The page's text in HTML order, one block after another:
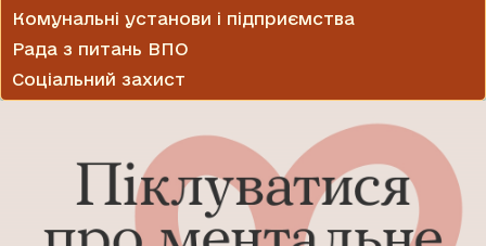
Комунальні установи і підприємства
Рада з питань ВПО
Соціальний захист